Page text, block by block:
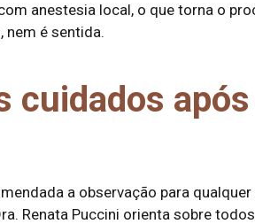
anestesia local, o que torna o
nem é sentida.
cuidados
a observação para
Renata Puccini orienta sobre